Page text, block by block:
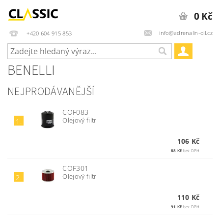
+420 604 915 853 info@adrenalin-oil.cz
0 Kč
BENELLI
NEJPRODÁVANĚJŠÍ
1.
COF083
Olejový filtr
106 Kč
88 Kč bez DPH
2.
COF301
Olejový filtr
110 Kč
91 Kč bez DPH